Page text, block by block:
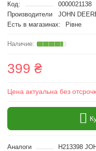
Код:
0000021138
Производители
JOHN
Есть в магазинах:
Рівне
399 ₴
Цена актуальна без
Аналоги
H213398